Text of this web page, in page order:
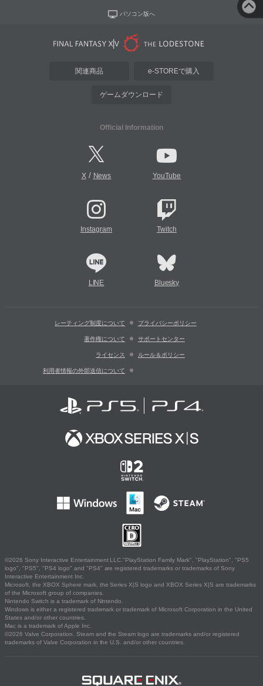
パソコン版へ
関連商品 e-STOREで購入
ゲームダウンロード
Official Information
X/ News YouTube
Instagram Twitch
LINE Bluesky
レーティング制度について プライバシーポリシー
著作権について サポートセンター
ライセンス ルール＆ポリシー
利用者情報の外部送信について
©2026 Sony Interactive Entertainment LLC."PlayStation Family Mark", "PlayStation", "PS5
logo", "PS5", "PS4 logo" and "PS4" are registered trademarks or trademarks of Sony
Interactive Entertainment Inc.
Microsoft, the XBOX Sphere mark, the Series X|S logo and XBOX Series X|S are trademarks
of the Microsoft group of companies.
Nintendo Switch is a trademark of Nintendo.
Windows is either a registered trademark or trademark of Microsoft Corporation in the United
States and/or other countries.
Mac is a trademark of Apple Inc.
©2026 Valve Corporation. Steam and the Steam logo are trademarks and/or registered
trademarks of Valve Corporation in the U.S. and/or other countries.